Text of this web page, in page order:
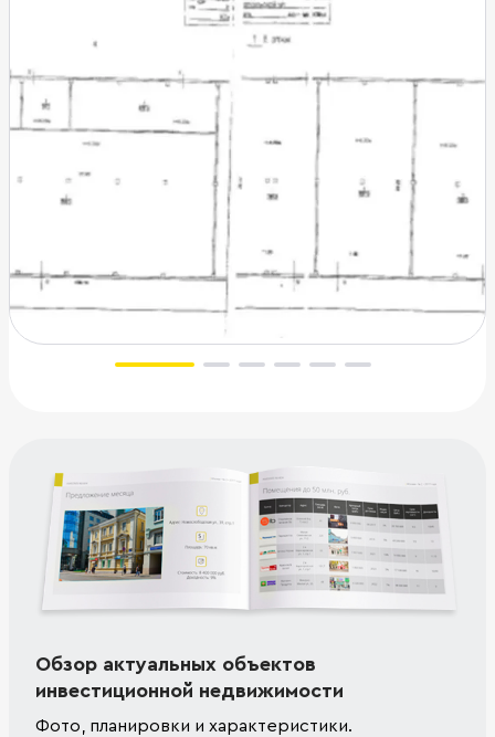
Обзор актуальных объектов
инвестиционной недвижимости
Фото, планировки и характеристики.